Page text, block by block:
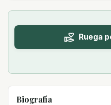
Ruega
Biografía